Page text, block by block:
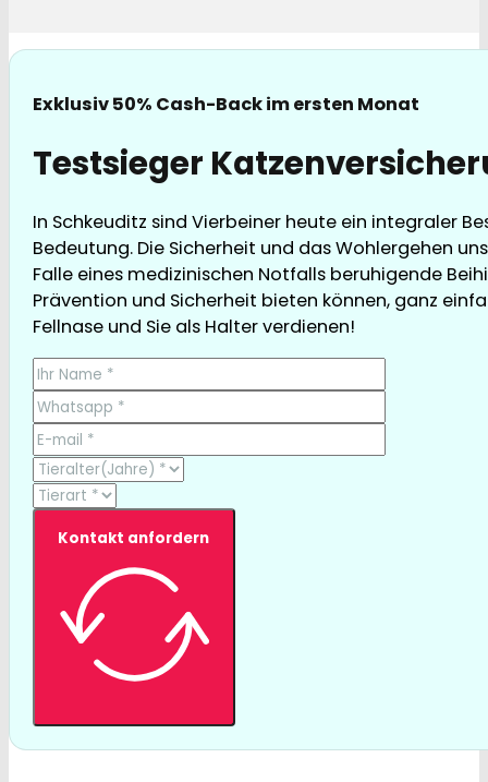
Exklusiv 50% Cash-Back im ersten Monat
Testsieger
In Schkeuditz sind Vierbeiner heute ein integraler
Bedeutung. Die Sicherheit und das Wohlergehen
Falle eines medizinischen Notfalls beruhigende
Prävention und Sicherheit bieten können, ganz
Fellnase und Sie als Halter verdienen!
Kontakt anfordern